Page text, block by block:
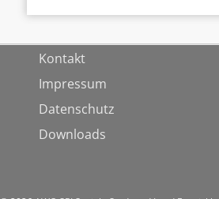
Kontakt
Impressum
Datenschutz
Downloads